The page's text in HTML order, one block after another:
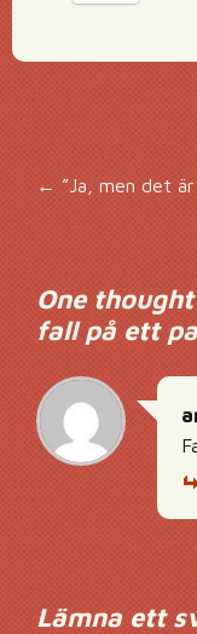
←”Ja, men det är
One thought
fall på ett
Lämna ett